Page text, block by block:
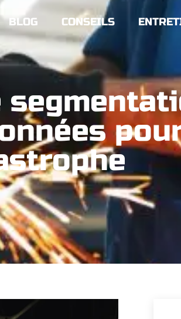
BLOG CONSEILS